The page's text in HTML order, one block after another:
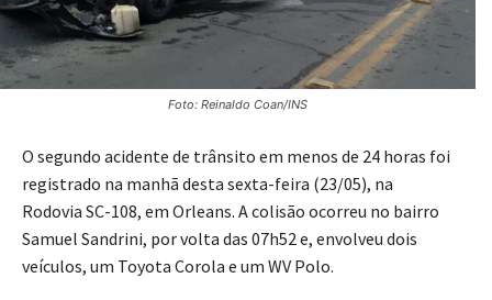
Foto: Reinaldo Coan/INS
O segundo acidente de trânsito em menos de 24 horas foi
registrado na manhã desta sexta-feira (23/05), na
Rodovia SC-108, em Orleans. A colisão ocorreu no bairro
Samuel Sandrini, por volta das 07h52 e, envolveu dois
veículos, um Toyota Corola e um WV Polo.